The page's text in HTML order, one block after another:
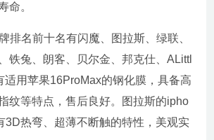
命。
排名前十名有闪魔、图拉斯、绿联、
铁兔、朗客、贝尔金、邦克仕、ALittl
适用苹果16ProMax的钢化膜，具备高
纹等特点，售后良好。图拉斯的ipho
3D热弯、超薄不断触的特性，美观实